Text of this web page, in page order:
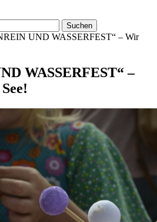
UND WASSERFEST“ – Wir
WASSERFEST“ –